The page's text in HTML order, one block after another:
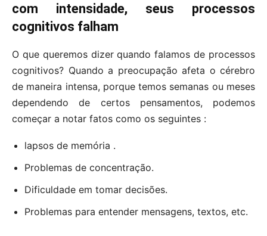
com intensidade, seus processos
cognitivos falham
O que queremos dizer quando falamos de processos
cognitivos? Quando a preocupação afeta o cérebro
de maneira intensa, porque temos semanas ou meses
dependendo de certos pensamentos, podemos
começar a notar fatos como os seguintes :
lapsos de memória .
Problemas de concentração.
Dificuldade em tomar decisões.
Problemas para entender mensagens, textos, etc.